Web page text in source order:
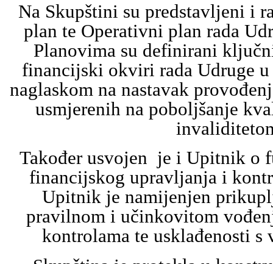
Na Skupštini su predstavljeni i
plan te Operativni plan rada
Planovima su definirani
financijski okviri rada Udruge
naglaskom na nastavak
usmjerenih na poboljšanje
Također usvojen je i Upitnik o
financijskog upravljanja i
Upitnik je namijenjen
pravilnom i učinkovitom
kontrolama te usklađenosti s